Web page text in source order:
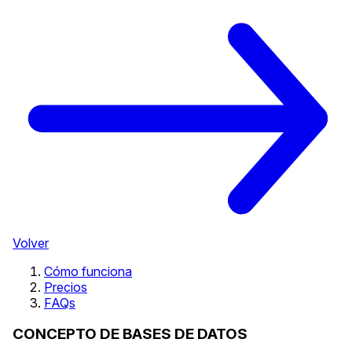
Volver
Cómo funciona
Precios
FAQs
CONCEPTO DE BASES DE DATOS